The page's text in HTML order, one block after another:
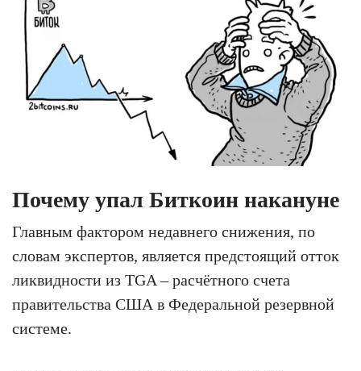
Почему упал Биткоин накануне
Главным фактором недавнего снижения, по
словам экспертов, является предстоящий отток
ликвидности из TGA – расчётного счета
правительства США в Федеральной резервной
системе.